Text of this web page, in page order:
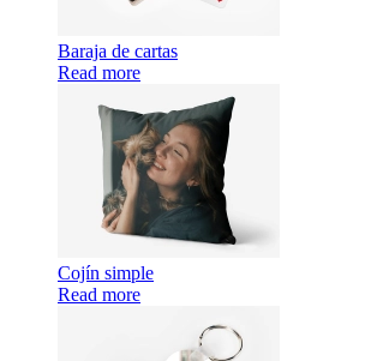
Baraja de cartas
Read more
Cojín simple
Read more